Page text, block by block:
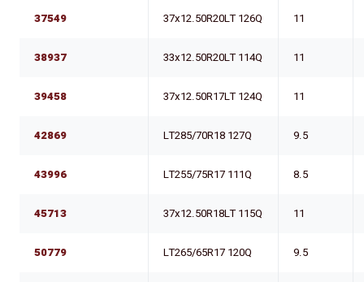
37549 37x12.50R20LT 126Q 11
38937 33x12.50R20LT 114Q 11
39458 37x12.50R17LT 124Q 11
42869 LT285/70R18 127Q 9.5
43996 LT255/75R17 111Q 8.5
45713 37x12.50R18LT 115Q 11
50779 LT265/65R17 120Q 9.5